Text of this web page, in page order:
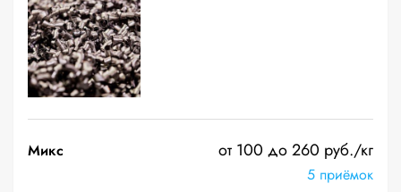
Микс от 100 до 260 руб./кг
5 приёмок